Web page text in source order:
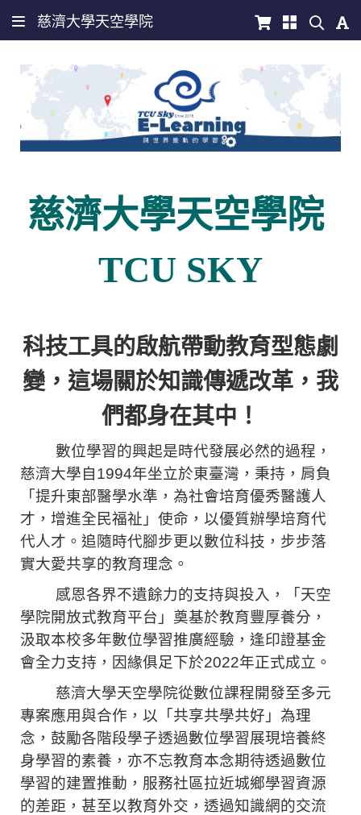
慈濟大學天空學院
慈濟大學天空學院
TCU SKY
科技工具的啟航帶動教育型態劇
變，這場關於知識傳遞改革，我
們都身在其中！
數位學習的興起是時代發展必然的過程，
慈濟大學自1994年坐立於東臺灣，秉持，肩負
「提升東部醫學水準，為社會培育優秀醫護人
才，增進全民福祉」使命，以優質辦學培育代
代人才。追隨時代腳步更以數位科技，步步落
實大愛共享的教育理念。
感恩各界不遺餘力的支持與投入，「天空
學院開放式教育平台」奠基於教育豐厚養分，
汲取本校多年數位學習推廣經驗，逢印證基金
會全力支持，因緣俱足下於2022年正式成立。
慈濟大學天空學院從數位課程開發至多元
專案應用與合作，以「共享共學共好」為理
念，鼓勵各階段學子透過數位學習展現培養終
身學習的素養，亦不忘教育本念期待透過數位
學習的建置推動，服務社區拉近城鄉學習資源
的差距，甚至以教育外交，透過知識網的交流